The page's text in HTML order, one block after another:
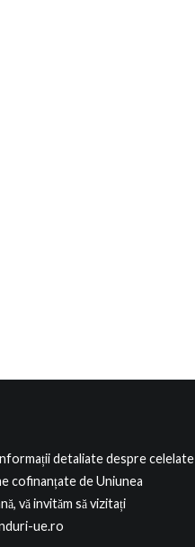
detaliate despre celelate
cofinanțate de Uniunea
vă invităm să vizitați
ue.ro